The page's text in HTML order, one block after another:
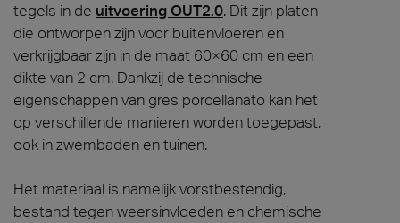
tegels in de uitvoering OUT2.0. Dit zijn platen
die ontworpen zijn voor buitenvloeren en
verkrijgbaar zijn in de maat 60×60 cm en een
dikte van 2 cm. Dankzij de technische
eigenschappen van gres porcellanato kan het
op verschillende manieren worden toegepast,
ook in zwembaden en tuinen.
Het materiaal is namelijk vorstbestendig,
bestand tegen weersinvloeden en chemische